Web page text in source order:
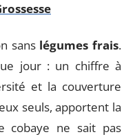
sans légumes frais.
jour : un chiffre à
et la couverture
seuls, apportent la
cobaye ne sait pas